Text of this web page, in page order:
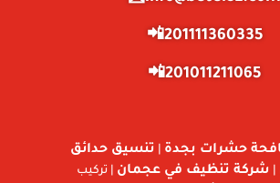
201111360335📲
201011211065📲
حشرات بجدة
تنسيق حدائق
شركة تنظيف في عجمان | تركيب